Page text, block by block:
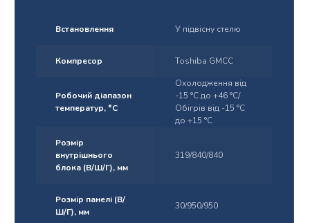
Встановлення У підвісну стелю
Компресор Toshiba GMCC
Робочий діапазон
температур, °С
Охолодження від
-15 °С до +46 °С/
Обігрів від -15 °С
до +15 °С
Розмір
внутрішнього
блока (В/Ш/Г), мм
319/840/840
Розмір панелі (В/
Ш/Г), мм
30/950/950